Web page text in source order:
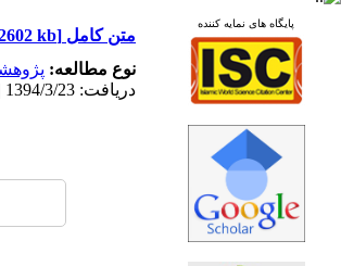
پایگاه های نمایه کننده
متن کامل [PDF 2602 kb]
نوع مطالعه:
دریافت: 1394/3/23 | پذیرش: 1394/3/23